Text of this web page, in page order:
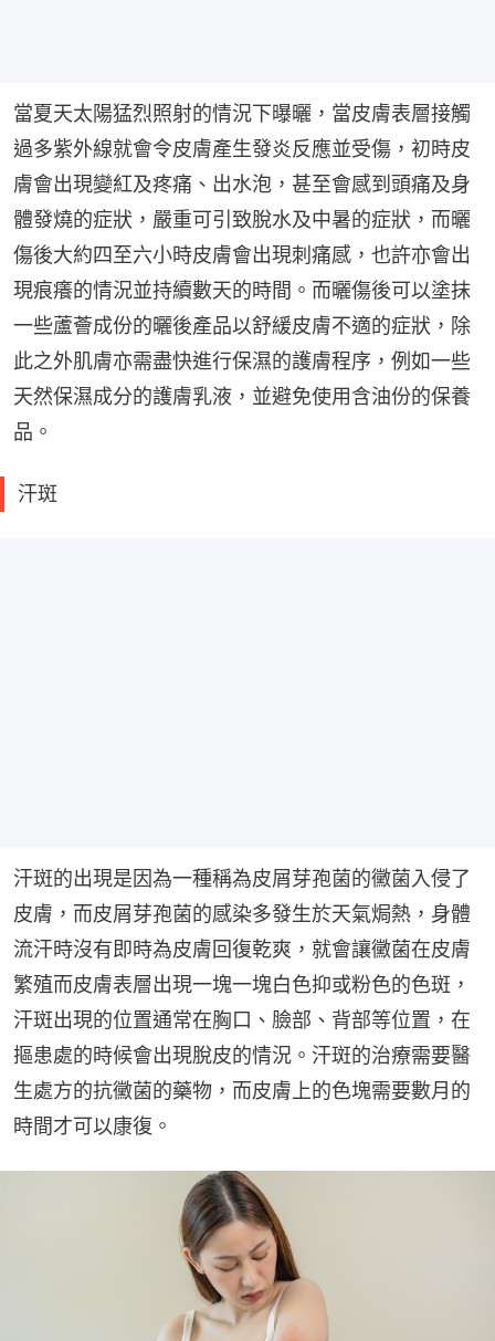
當夏天太陽猛烈照射的情況下曝曬，當皮膚表層接觸
過多紫外線就會令皮膚產生發炎反應並受傷，初時皮
膚會出現變紅及疼痛、出水泡，甚至會感到頭痛及身
體發燒的症狀，嚴重可引致脫水及中暑的症狀，而曬
傷後大約四至六小時皮膚會出現刺痛感，也許亦會出
現痕癢的情況並持續數天的時間。而曬傷後可以塗抹
一些蘆薈成份的曬後產品以舒緩皮膚不適的症狀，除
此之外肌膚亦需盡快進行保濕的護膚程序，例如一些
天然保濕成分的護膚乳液，並避免使用含油份的保養
品。
汗斑
汗斑的出現是因為一種稱為皮屑芽孢菌的黴菌入侵了
皮膚，而皮屑芽孢菌的感染多發生於天氣焗熱，身體
流汗時沒有即時為皮膚回復乾爽，就會讓黴菌在皮膚
繁殖而皮膚表層出現一塊一塊白色抑或粉色的色斑，
汗斑出現的位置通常在胸口、臉部、背部等位置，在
摳患處的時候會出現脫皮的情況。汗斑的治療需要醫
生處方的抗黴菌的藥物，而皮膚上的色塊需要數月的
時間才可以康復。